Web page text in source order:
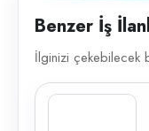
Benzer İş
İlginizi çekebilecek